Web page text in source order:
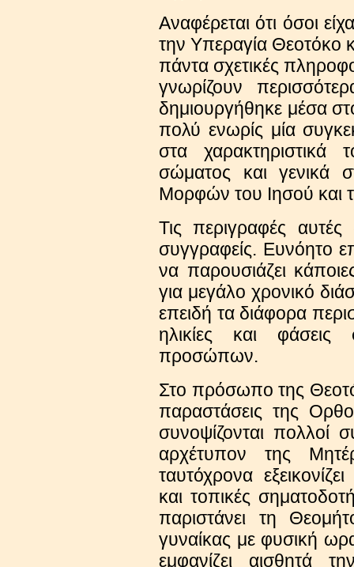
Αναφέρεται ότι όσοι
την Υπεραγία Θεοτόκο
πάντα σχετικές
γνωρίζουν
δημιουργήθηκε μέσα
πολύ ενωρίς μία
στα
σώματος και γενικά
Μορφών του Ιησού και
Τις περιγραφές αυτές
συγγραφείς. Ευνόητο
να παρουσιάζει
για μεγάλο χρονικό
επειδή τα διάφορα
ηλικίες και
προσώπων.
Στο πρόσωπο της
παραστάσεις της
συνοψίζονται πολλοί
αρχέτυπον της
ταυτόχρονα εξεικονίζει
και τοπικές
παριστάνει τη
γυναίκας με φυσική
εμφανίζει αισθητά